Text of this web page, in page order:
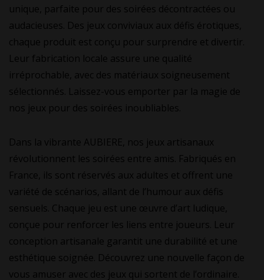
unique, parfaite pour des soirées décontractées ou
audacieuses. Des jeux conviviaux aux défis érotiques,
chaque produit est conçu pour surprendre et divertir.
Leur fabrication locale assure une qualité
irréprochable, avec des matériaux soigneusement
sélectionnés. Laissez-vous emporter par la magie de
nos jeux pour des soirées inoubliables.
Dans la vibrante AUBIERE, nos jeux artisanaux
révolutionnent les soirées entre amis. Fabriqués en
France, ils sont réservés aux adultes et offrent une
variété de scénarios, allant de l’humour aux défis
sensuels. Chaque jeu est une œuvre d’art ludique,
conçue pour renforcer les liens entre joueurs. Leur
conception artisanale garantit une durabilité et une
esthétique soignée. Découvrez une nouvelle façon de
vous amuser avec des jeux qui sortent de l’ordinaire.